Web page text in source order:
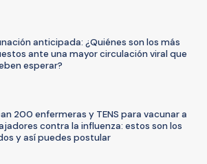
anticipada: ¿Quiénes son los más
ante una mayor circulación viral que
esperar?
200 enfermeras y TENS para vacunar a
contra la influenza: estos son los
y así puedes postular